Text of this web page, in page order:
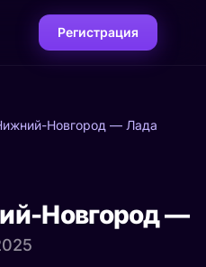
Регистрация
Новгород — Лада
Новгород —